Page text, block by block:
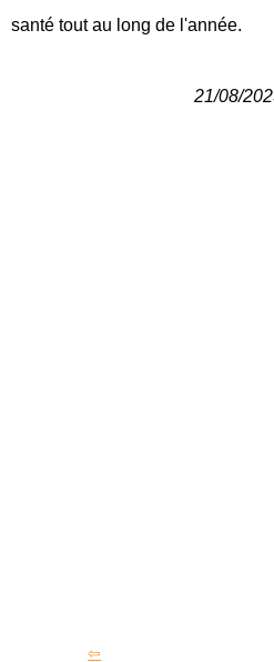
santé tout au long de l'année.
21/08/